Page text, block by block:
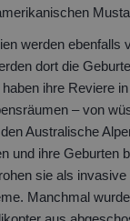
werden ebenfalls
dort die
ihre Reviere
– von
Australische
und ihre Geburten
sie als invasive
Manchmal